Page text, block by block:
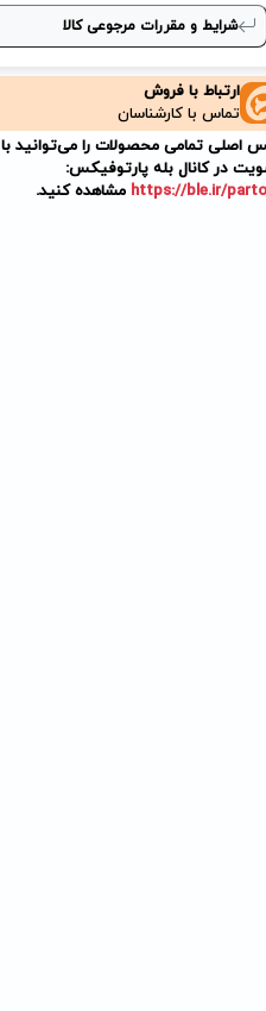
شرایط و مقررات مرجوعی کالا
ارتباط با فروش
تماس با کارشناسان
اصلی تمامی محصولات را می‌توانید با
در کانال بله پارتوفیکس:
https://ble.ir/ مشاهده کنید.